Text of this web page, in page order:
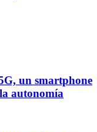
un smartphone
autonomía